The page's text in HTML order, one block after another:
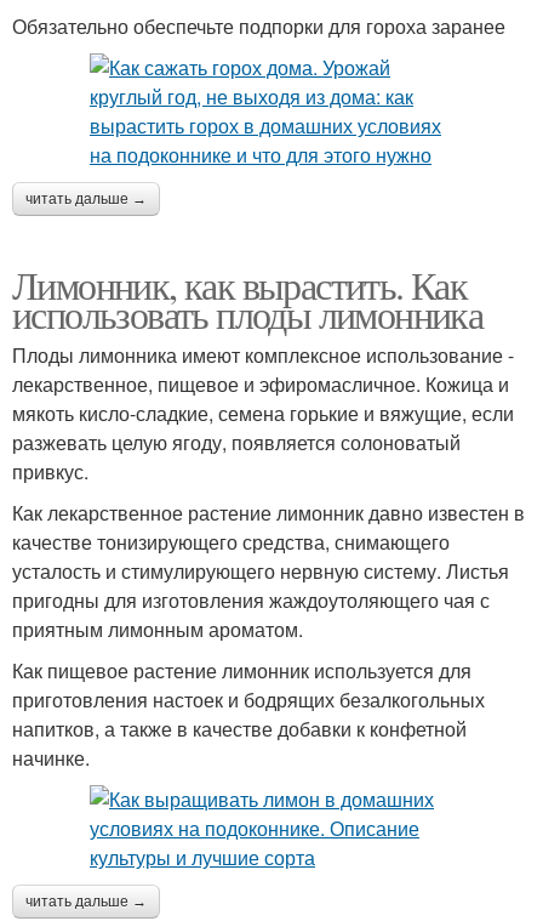
Обязательно обеспечьте подпорки для гороха заранее
читать дальше →
Лимонник, как вырастить. Как
использовать плоды лимонника
Плоды лимонника имеют комплексное использование -
лекарственное, пищевое и эфиромасличное. Кожица и
мякоть кисло-сладкие, семена горькие и вяжущие, если
разжевать целую ягоду, появляется солоноватый
привкус.
Как лекарственное растение лимонник давно известен в
качестве тонизирующего средства, снимающего
усталость и стимулирующего нервную систему. Листья
пригодны для изготовления жаждоутоляющего чая с
приятным лимонным ароматом.
Как пищевое растение лимонник используется для
приготовления настоек и бодрящих безалкогольных
напитков, а также в качестве добавки к конфетной
начинке.
читать дальше →